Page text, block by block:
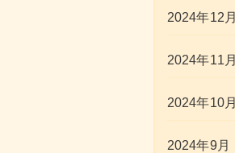
2024年12月
2024年11月
2024年10月
2024年9月